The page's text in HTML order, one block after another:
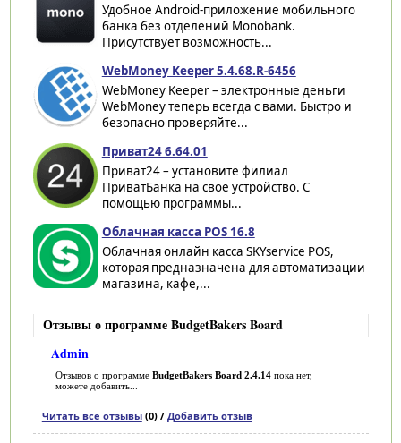
Удобное Android-приложение мобильного
банка без отделений Monobank.
Присутствует возможность...
WebMoney Keeper 5.4.68.R-6456
WebMoney Keeper – электронные деньги
WebMoney теперь всегда с вами. Быстро и
безопасно проверяйте...
Приват24 6.64.01
Приват24 – установите филиал
ПриватБанка на свое устройство. С
помощью программы...
Облачная касса POS 16.8
Облачная онлайн касса SKYservice POS,
которая предназначена для автоматизации
магазина, кафе,...
Отзывы о программе BudgetBakers Board
Admin
Отзывов о программе BudgetBakers Board 2.4.14пока нет,
можете добавить...
Читать все отзывы(0) / Добавить отзыв